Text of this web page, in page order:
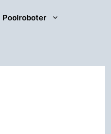
Poolroboter